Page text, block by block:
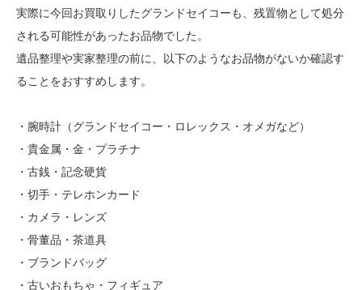
実際に今回お買取りしたグランドセイコーも、残置物として処分
される可能性があったお品物でした。
遺品整理や実家整理の前に、以下のようなお品物がないか確認す
ることをおすすめします。
・腕時計（グランドセイコー・ロレックス・オメガなど）
・貴金属・金・プラチナ
・古銭・記念硬貨
・切手・テレホンカード
・カメラ・レンズ
・骨董品・茶道具
・ブランドバッグ
・古いおもちゃ・フィギュア